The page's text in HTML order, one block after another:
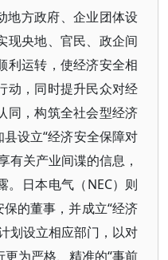
地方政府、企业团体设
现央地、官民、政企间
利运转，使经济安全相
动，同时提升民众对经
同，构筑全社会型经济
设立“经济安全保障对
有关产业间谍的信息，
。日本电气（NEC）则
的董事，并成立“经济
划设立相应部门，以对
为严格、精准的“事前